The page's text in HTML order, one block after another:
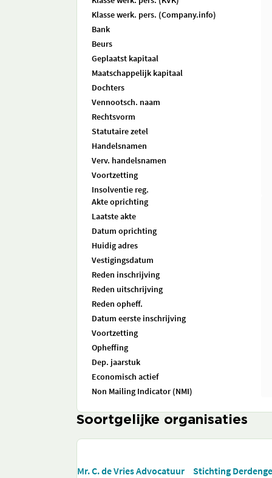
Klasse werk. pers. (Company.info)
Bank
Beurs
Geplaatst kapitaal
Maatschappelijk kapitaal
Dochters
Vennootsch. naam
Rechtsvorm
Statutaire zetel
Handelsnamen
Verv. handelsnamen
Voortzetting
Insolventie reg.
Akte oprichting
Laatste akte
Datum oprichting
Huidig adres
Vestigingsdatum
Reden inschrijving
Reden uitschrijving
Reden opheff.
Datum eerste inschrijving
Voortzetting
Opheffing
Dep. jaarstuk
Economisch actief
Non Mailing Indicator (NMI)
Soortgelijke organisaties
Mr. C. de Vries Advocatuur
Stichting